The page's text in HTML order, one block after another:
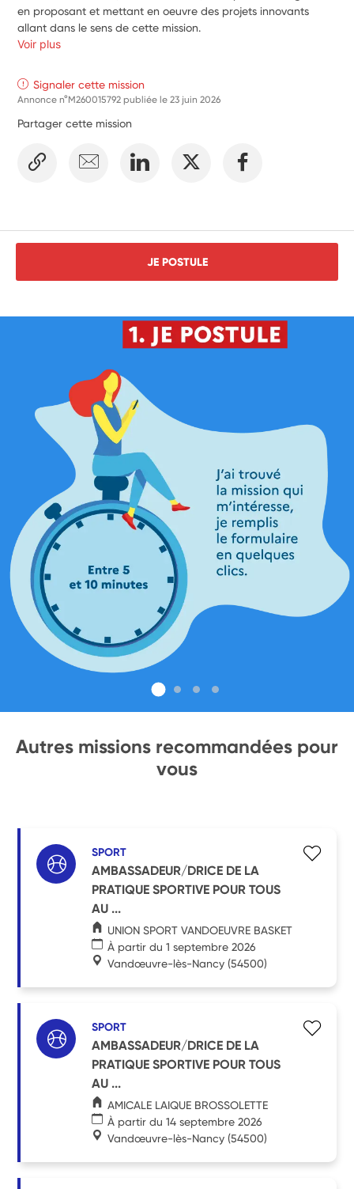
en proposant et mettant en oeuvre des projets innovants
allant dans le sens de cette mission.
Voir plus
Signaler cette mission
Annonce n°M260015792 publiée le23 juin 2026
Partager cette mission
JE POSTULE
Autres missions recommandées pour
vous
SPORT
AMBASSADEUR/DRICE DE LA
PRATIQUE SPORTIVE POUR TOUS
AU ...
UNION SPORT VANDOEUVRE BASKET
À partir du 1 septembre 2026
Vandœuvre-lès-Nancy (54500)
SPORT
AMBASSADEUR/DRICE DE LA
PRATIQUE SPORTIVE POUR TOUS
AU ...
AMICALE LAIQUE BROSSOLETTE
À partir du 14 septembre 2026
Vandœuvre-lès-Nancy (54500)